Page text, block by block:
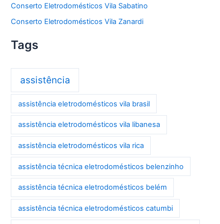
Conserto Eletrodomésticos Vila Sabatino
Conserto Eletrodomésticos Vila Zanardi
Tags
assistência
assistência eletrodomésticos vila brasil
assistência eletrodomésticos vila libanesa
assistência eletrodomésticos vila rica
assistência técnica eletrodomésticos belenzinho
assistência técnica eletrodomésticos belém
assistência técnica eletrodomésticos catumbi